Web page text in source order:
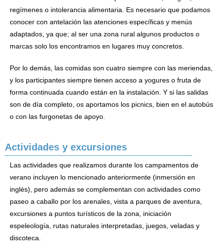
regímenes o intolerancia alimentaria. Es necesario que podamos
conocer con antelación las atenciones específicas y menús
adaptados, ya que; al ser una zona rural algunos productos o
marcas solo los encontramos en lugares muy concretos.
Por lo demás, las comidas son cuatro siempre con las meriendas,
y los participantes siempre tienen acceso a yogures o fruta de
forma continuada cuando están en la instalación. Y si las salidas
son de día completo, os aportamos los picnics, bien en el autobús
o con las furgonetas de apoyo.
Actividades y excursiones
Las actividades que realizamos durante los campamentos de
verano incluyen lo mencionado anteriormente (inmersión en
inglés), pero además se complementan con actividades como
paseo a caballo por los arenales, vista a parques de aventura,
excursiones a puntos turísticos de la zona, iniciación
espeleología, rutas naturales interpretadas, juegos, veladas y
discoteca.